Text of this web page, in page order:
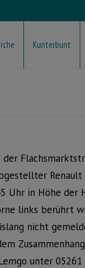
Kunterbunt
Renault
Uhr in Höhe der
links berührt
nicht
unter 05261